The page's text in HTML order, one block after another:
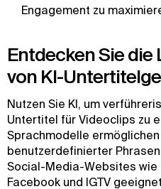
Engagement zu
Entdecken Sie
von KI-
Nutzen Sie KI, um
Untertitel für Videoclips zu
Sprachmodelle
benutzerdefinierter
Social-Media-Websites wie
Facebook und IGTV